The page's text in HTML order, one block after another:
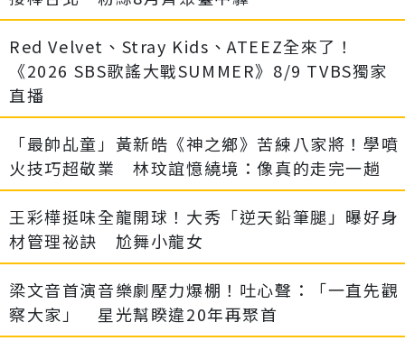
Red Velvet、Stray Kids、ATEEZ全來了！
《2026 SBS歌謠大戰SUMMER》8/9 TVBS獨家
直播
「最帥乩童」黃新皓《神之鄉》苦練八家將！學噴
火技巧超敬業 林玟誼憶繞境：像真的走完一趟
王彩樺挺味全龍開球！大秀「逆天鉛筆腿」曝好身
材管理祕訣 尬舞小龍女
梁文音首演音樂劇壓力爆棚！吐心聲：「一直先觀
察大家」 星光幫睽違20年再聚首